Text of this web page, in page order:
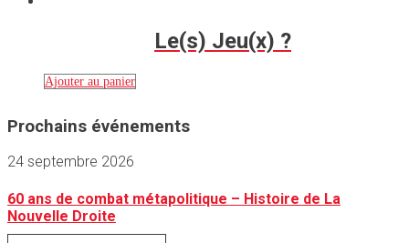
Le(s) Jeu(x) ?
Ajouter au panier
Prochains événements
24 septembre 2026
60 ans de combat métapolitique – Histoire de La
Nouvelle Droite